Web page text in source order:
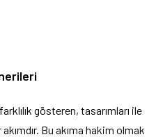
gösteren, tasarımları ile
Bu akıma hakim olmak